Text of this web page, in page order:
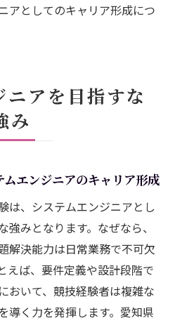
アとしてのキャリア形成につ
ニアを目指すな
み
エンジニアのキャリア形成
は、システムエンジニアとし
みとなります。なぜなら、
解決能力は日常業務で不可欠
えば、要件定義や設計段階で
おいて、競技経験者は複雑な
導く力を発揮します。愛知県